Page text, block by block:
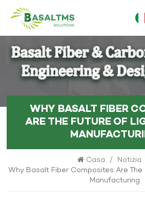
WHY BASALT FIBER
ARE THE FUTURE OF
Casa / Notizia
Why Basalt Fiber Composites Are
Manufacturing